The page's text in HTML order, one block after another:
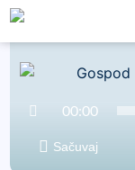
00:00
Sačuvaj